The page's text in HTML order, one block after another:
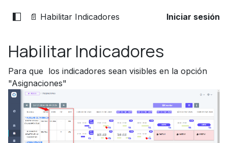
📄 Habilitar Indicadores Iniciar sesión
Habilitar Indicadores
Para que los indicadores sean visibles en la opción
"Asignaciones"